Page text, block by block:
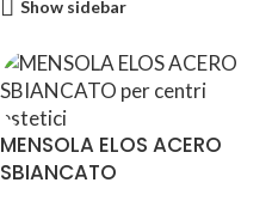
Show sidebar
MENSOLA ELOS ACERO
SBIANCATO